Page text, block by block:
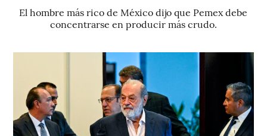
El hombre más rico de México dijo que Pemex debe
concentrarse en producir más crudo.